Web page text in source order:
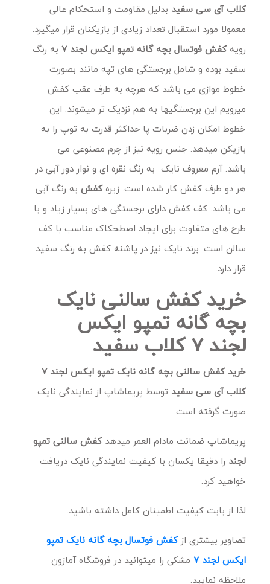
کلاب آی سی سفید بدلیل مقاومت و استحکام عالی
معمولا مورد استقبال تعداد زیادی از بازیکنان قرار میگیرد.
رویهکفش فوتسال بچه گانه تمپو ایکس لجند 7 به رنگ
سفید بوده و شامل برجستگی های تپه مانند بصورت
خطوط موازی می باشد که هرچه به طرف عقب کفش
میرویم این برجستگیها به هم نزدیک تر میشوند. این
خطوط امکان زدن ضربات پا حداکثر قدرت به توپ را به
بازیکن میدهد. جنس رویه نیز از چرم مصنوعی می
باشد. آرم معروف نایک به رنگ نقره ای و نوار دور آبی در
هر دو طرف کفش کار شده است. زیرهکفش به رنگ آبی
می باشد. کف کفش دارای برجستگی های بسیار زیاد و با
طرح های متفاوت برای ایجاد اصطحکاک مناسب با کف
سالن است. برند نایک نیز در پاشنه کفش به رنگ سفید
قرار دارد.
خرید کفش سالنی نایک
بچه گانه تمپو ایکس
لجند 7 کلاب سفید
خرید کفش سالنی بچه گانه نایک تمپو ایکس لجند 7
کلاب آی سی سفید توسط پریماشاپ از نمایندگی نایک
صورت گرفته است.
پریماشاپ ضمانت مادام العمر میدهدکفش سالنی تمپو
لجند را دقیقا یکسان با کیفیت نمایندگی نایک دریافت
خواهید کرد.
لذا از بابت کیفیت اطمینان کامل داشته باشید.
تصاویر بیشتری ازکفش فوتسال بچه گانه نایک تمپو
ایکس لجند 7 مشکی را میتوانید در فروشگاه آمازون
ملاحظه نمایید.